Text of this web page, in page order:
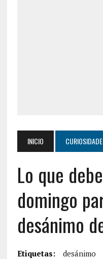
INICIO
Lo que
domingo
desánimo
Etiquetas: desánimo